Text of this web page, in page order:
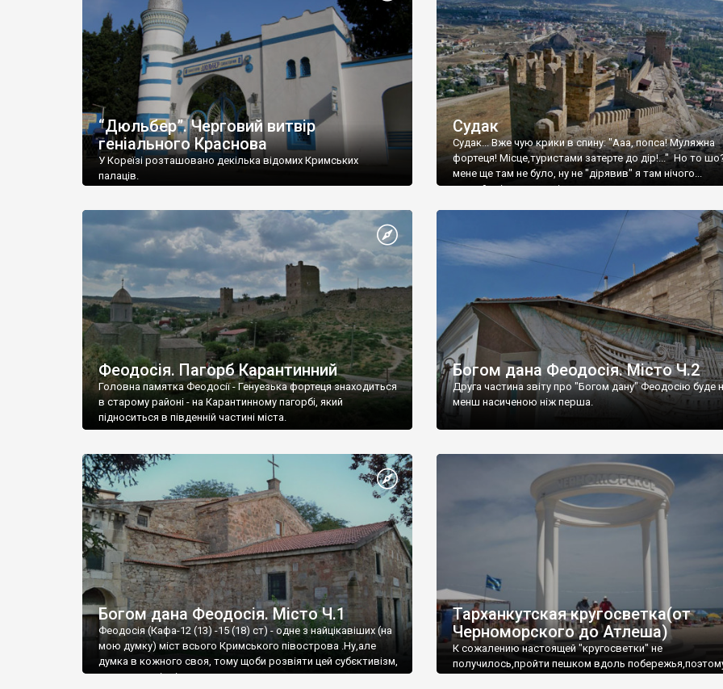
“Дюльбер”. Черговий витвір
геніального Краснова
У Кореїзі розташовано декілька відомих Кримських
палаців.
Судак
Судак... Вже чую крики в спину: "Ааа, попса! Муляжна
фортеця! Місце,туристами затерте до дір!..." Но то
мене ще там не було, ну не "дірявив" я там нічого...
принаймні до цього літа.
Феодосія. Пагорб Карантинний
Головна памятка Феодосії - Генуезька фортеця знаходиться
в старому районі - на Карантинному пагорбі, який
підноситься в південній частині міста.
Богом дана Феодосія. Місто Ч.2
Друга частина звіту про "Богом дану" Феодосію буде
менш насиченою ніж перша.
Богом дана Феодосія. Місто Ч.1
Феодосія (Кафа-12 (13) -15 (18) ст) - одне з найцікавіших (на
мою думку) міст всього Кримського півострова .Ну,але
думка в кожного своя, тому щоби розвіяти цей субєктивізм,
запрошую відвідати це
Тарханкутская кругосветка(от
Черноморского до Атлеша)
К сожалению настоящей "кругосветки" не
получилось,пройти пешком вдоль